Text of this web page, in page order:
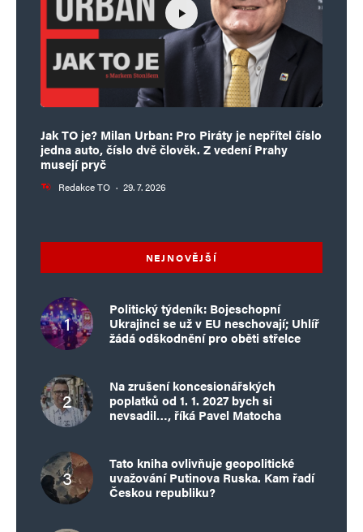
Jak TO je? Milan Urban: Pro Piráty je nepřítel číslo
jedna auto, číslo dvě člověk. Z vedení Prahy
musejí pryč
Redakce TO · 29. 7. 2026
NEJNOVĚJŠÍ
Politický týdeník: Bojeschopní
Ukrajinci se už v EU neschovají; Uhlíř
žádá odškodnění pro oběti střelce
Na zrušení koncesionářských
poplatků od 1. 1. 2027 bych si
nevsadil…, říká Pavel Matocha
Tato kniha ovlivňuje geopolitické
uvažování Putinova Ruska. Kam řadí
Českou republiku?